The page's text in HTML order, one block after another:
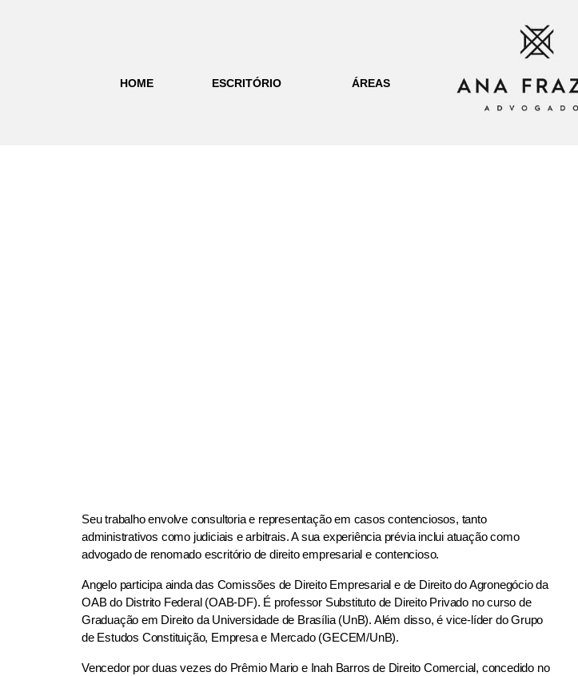
HOME ESCRITÓRIO ÁREAS
Seu trabalho envolve consultoria e representação em casos contenciosos, tanto
administrativos como judiciais e arbitrais. A sua experiência prévia inclui atuação como
advogado de renomado escritório de direito empresarial e contencioso.
Angelo participa ainda das Comissões de Direito Empresarial e de Direito do Agronegócio da
OAB do Distrito Federal (OAB-DF). É professor Substituto de Direito Privado no curso de
Graduação em Direito da Universidade de Brasília (UnB). Além disso, é vice-líder do Grupo
de Estudos Constituição, Empresa e Mercado (GECEM/UnB).
Vencedor por duas vezes do Prêmio Mario e Inah Barros de Direito Comercial, concedido no